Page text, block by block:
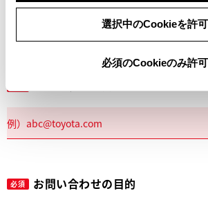
選択中のCookieを許可
必須のCookieのみ許可
必須 お問い合わせの目的